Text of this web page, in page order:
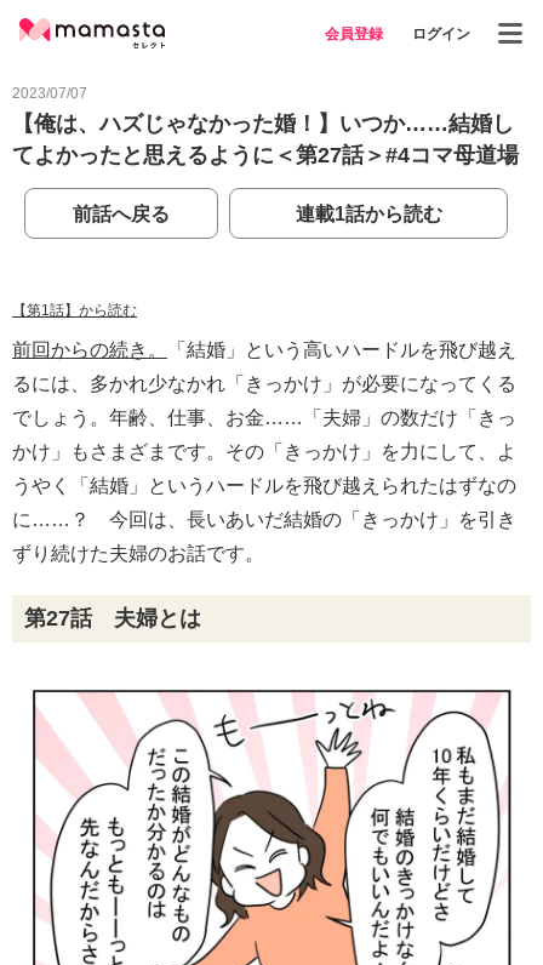
会員登録 ログイン
2023/07/07
【俺は、ハズじゃなかった婚！】いつか……結婚し
てよかったと思えるように＜第27話＞#4コマ母道場
前話へ戻る 連載1話から読む
【第1話】から読む
前回からの続き。
「結婚」という高いハードルを飛び越え
るには、多かれ少なかれ「きっかけ」が必要になってくる
でしょう。年齢、仕事、お金……「夫婦」の数だけ「きっ
かけ」もさまざまです。その「きっかけ」を力にして、よ
うやく「結婚」というハードルを飛び越えられたはずなの
に……？ 今回は、長いあいだ結婚の「きっかけ」を引き
ずり続けた夫婦のお話です。
第27話 夫婦とは